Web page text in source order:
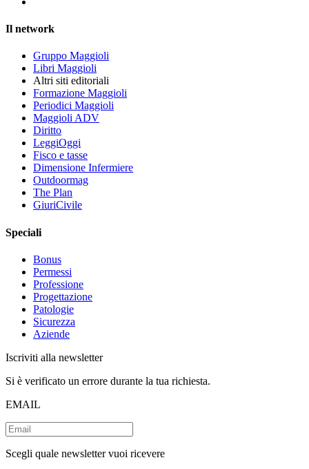
Il network
Gruppo Maggioli
Libri Maggioli
Altri siti editoriali
Formazione Maggioli
Periodici Maggioli
Maggioli ADV
Diritto
LeggiOggi
Fisco e tasse
Dimensione Infermiere
Outdoormag
The Plan
GiuriCivile
Speciali
Bonus
Permessi
Professione
Progettazione
Patologie
Sicurezza
Aziende
Iscriviti alla newsletter
Si è verificato un errore durante la tua richiesta.
EMAIL
Scegli quale newsletter vuoi ricevere